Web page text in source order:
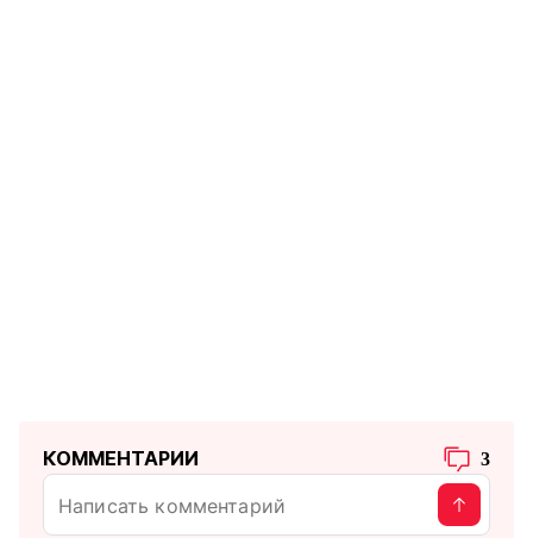
КОММЕНТАРИИ 3